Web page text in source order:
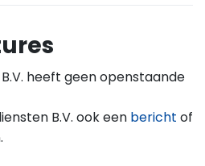
heeft geen openstaande
B.V. ook een bericht of